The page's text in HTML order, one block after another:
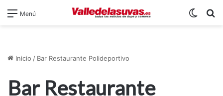
Menú
Inicio / Bar Restaurante Polideportivo
Bar Restaurante